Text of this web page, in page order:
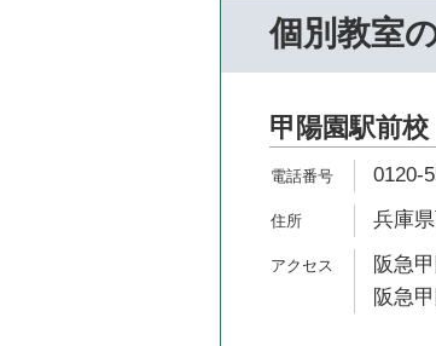
個別教室
甲陽園駅前校
0120-
兵庫
阪急
阪急